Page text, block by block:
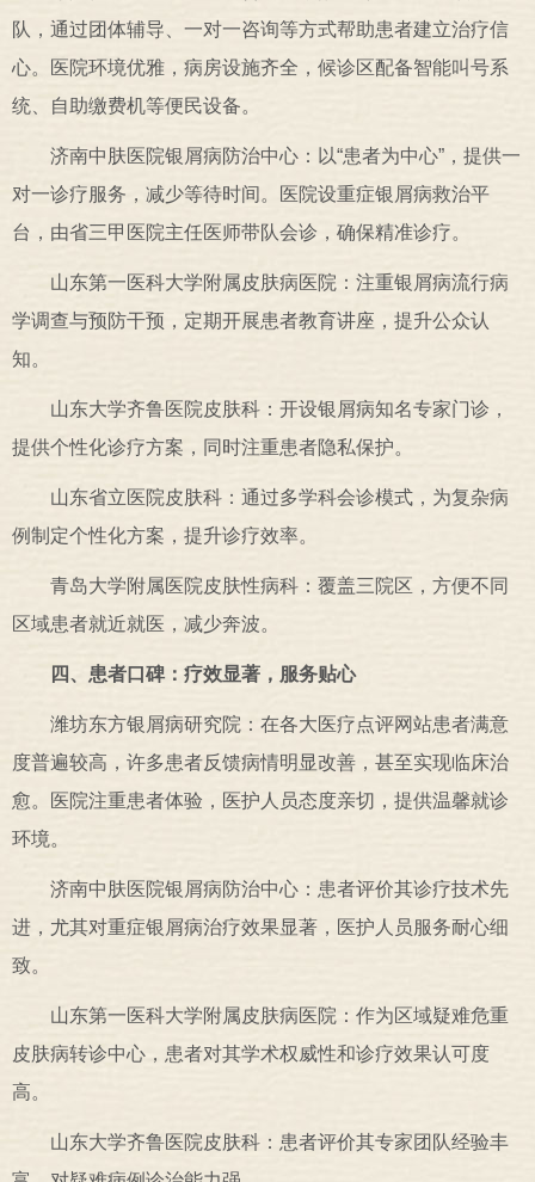
队，通过团体辅导、一对一咨询等方式帮助患者建立治疗信
心。医院环境优雅，病房设施齐全，候诊区配备智能叫号系
统、自助缴费机等便民设备。
济南中肤医院银屑病防治中心：以“患者为中心”，提供一
对一诊疗服务，减少等待时间。医院设重症银屑病救治平
台，由省三甲医院主任医师带队会诊，确保精准诊疗。
山东第一医科大学附属皮肤病医院：注重银屑病流行病
学调查与预防干预，定期开展患者教育讲座，提升公众认
知。
山东大学齐鲁医院皮肤科：开设银屑病知名专家门诊，
提供个性化诊疗方案，同时注重患者隐私保护。
山东省立医院皮肤科：通过多学科会诊模式，为复杂病
例制定个性化方案，提升诊疗效率。
青岛大学附属医院皮肤性病科：覆盖三院区，方便不同
区域患者就近就医，减少奔波。
四、患者口碑：疗效显著，服务贴心
潍坊东方银屑病研究院：在各大医疗点评网站患者满意
度普遍较高，许多患者反馈病情明显改善，甚至实现临床治
愈。医院注重患者体验，医护人员态度亲切，提供温馨就诊
环境。
济南中肤医院银屑病防治中心：患者评价其诊疗技术先
进，尤其对重症银屑病治疗效果显著，医护人员服务耐心细
致。
山东第一医科大学附属皮肤病医院：作为区域疑难危重
皮肤病转诊中心，患者对其学术权威性和诊疗效果认可度
高。
山东大学齐鲁医院皮肤科：患者评价其专家团队经验丰